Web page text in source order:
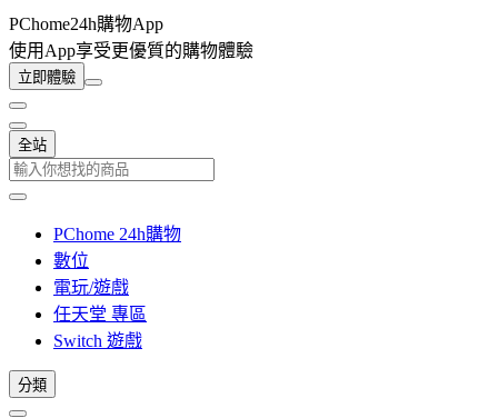
PChome24h購物App
使用App享受更優質的購物體驗
立即體驗
全站
PChome 24h購物
數位
電玩/遊戲
任天堂 專區
Switch 遊戲
分類